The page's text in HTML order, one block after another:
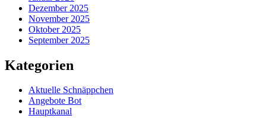
Dezember 2025
November 2025
Oktober 2025
September 2025
Kategorien
Aktuelle Schnäppchen
Angebote Bot
Hauptkanal